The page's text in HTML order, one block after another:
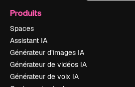
Produits
Spaces
Assistant IA
Générateur d’images IA
Générateur de vidéos IA
Générateur de voix IA